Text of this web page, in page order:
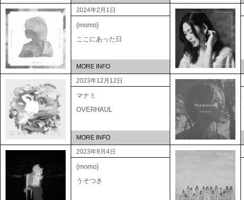
2024年2月1日
(momo)
ここにあった日
MORE INFO
2023年12月12日
マナミ
OVERHAUL
MORE INFO
2023年9月4日
(momo)
うそつき